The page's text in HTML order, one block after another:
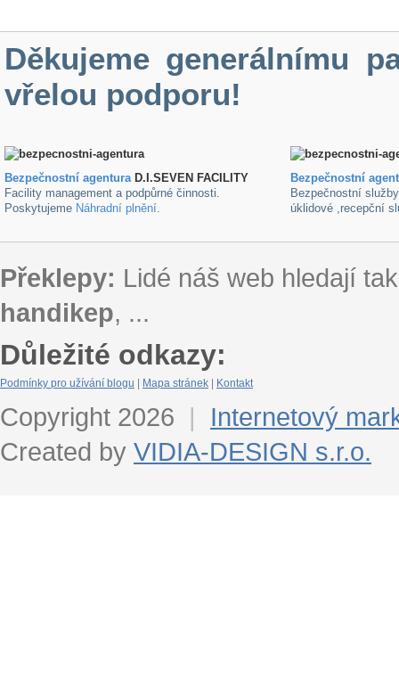
Děkujeme generálnímu
vřelou podporu!
Bezpečnostní agenturaD.I.SEVEN FACILITY
Facility management a podpůrné činnosti.
Poskytujeme Náhradní plnění.
Bezpečnostní
Bezpečnostní
úklidové ,recepční
Překlepy: Lidé náš web hledají
handikep, ...
Důležité odkazy:
Podmínky pro užívání blogu Mapa stránek Kontakt
Copyright 2026 |
Internetový
Created by VIDIA-DESIGN s.r.o.